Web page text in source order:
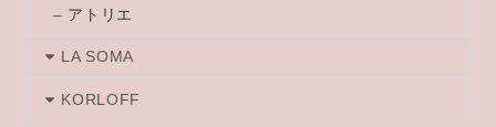
– アトリエ
LA SOMA
KORLOFF